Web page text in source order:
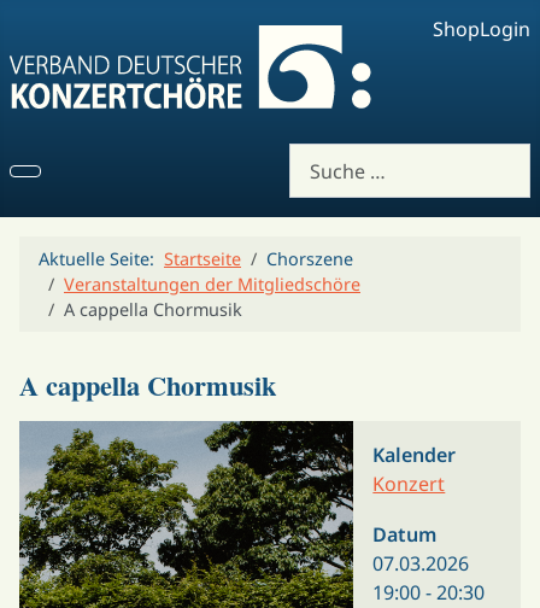
ShopLogin
Aktuelle Seite: Startseite
Chorszene
Veranstaltungen der Mitgliedschöre
A cappella Chormusik
A cappella Chormusik
Kalender
Konzert
Datum
07.03.2026
19:00-20:30